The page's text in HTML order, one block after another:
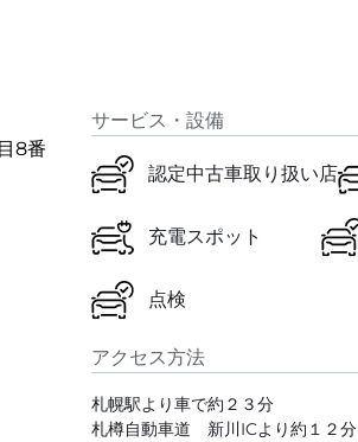
8番
サービス・設備
認定中古車取り扱い店
充電スポット
点検
アクセス方法
札幌駅より車で約２３分
札樽自動車道 新川ICより約１２分